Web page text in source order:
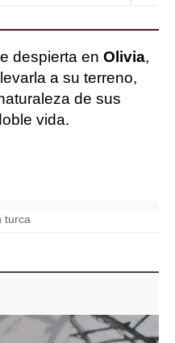
despierta en Olivia,
a su terreno,
de sus
vida.
turca